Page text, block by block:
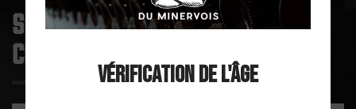
Vérification de l'âge
SCAV Les 2 Terroirs - Cave
Coopérative de Tourouzelle